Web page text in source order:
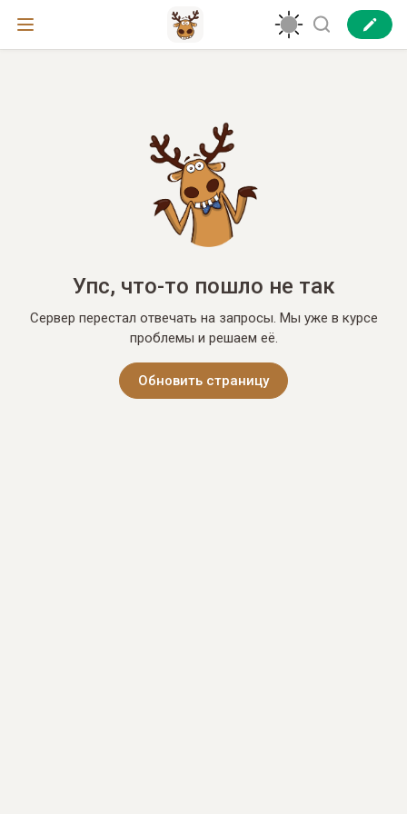
Упс, что-то пошло не так
Сервер перестал отвечать на запросы. Мы уже в курсе
проблемы и решаем её.
Обновить страницу